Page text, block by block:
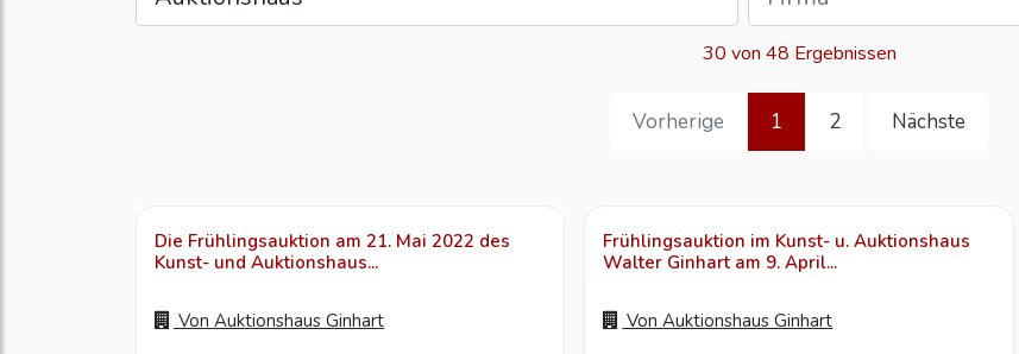
30 von 48 Ergebnissen
Vorherige 1 2 Nächste
Die Frühlingsauktion am 21. Mai 2022 des
Kunst- und Auktionshaus...
Von Auktionshaus Ginhart
Frühlingsauktion im Kunst- u. Auktionshaus
Walter Ginhart am 9. April...
VonAuktionshaus Ginhart